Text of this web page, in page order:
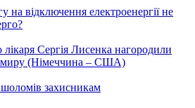
на відключення електроенергії не
лікаря Сергія Лисенка нагородили
(Німеччина – США)
захисникам